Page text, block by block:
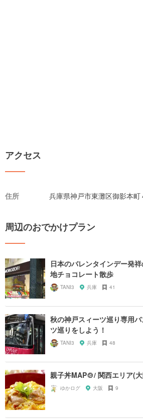
アクセス
住所 兵庫県神戸市東灘区御影本町
周辺のおでかけプラン
日本のバレンタインデー発
地チョコレート散歩
TANI3 兵庫 41
秋の神戸スィーツ巡り専用
ツ巡りをしよう！
TANI3 兵庫 48
親子丼MAP🍲/ 関西エリア(
ゆかログ 大阪 9